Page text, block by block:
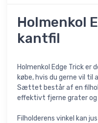
Holmenkol
kantfil
Holmenkol Edge Trick
købe, hvis du gerne vil til
Sættet består af en
effektivt fjerne grater og
Filholderens vinkel kan